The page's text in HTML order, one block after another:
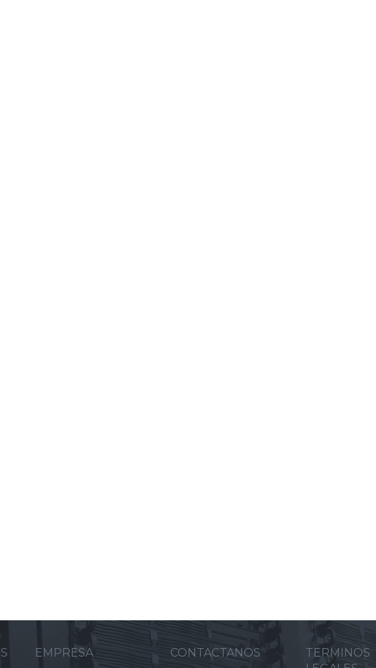
EMPRESA CONTACTANOS
TERMINOS